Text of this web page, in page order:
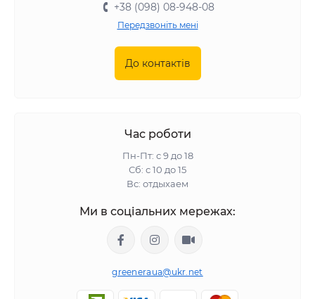
+38 (098) 08-948-08
Передзвоніть мені
До контактів
Час роботи
Пн-Пт: с 9 до 18
Сб: с 10 до 15
Вс: отдыхаем
Ми в соціальних мережах:
greeneraua@ukr.net